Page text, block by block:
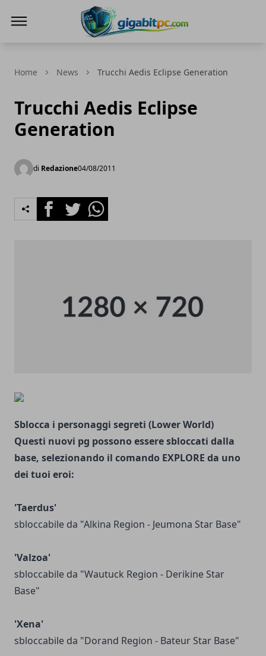
Home News Trucchi Aedis Eclipse Generation
Trucchi Aedis Eclipse
Generation
di Redazione04/08/2011
FacebookTwitterWhatsapp
Sblocca i personaggi segreti (Lower World)
Questi nuovi pg possono essere sbloccati dalla
base, selezionando il comando EXPLORE da uno
dei tuoi eroi:
'Taerdus'
sbloccabile da "Alkina Region - Jeumona Star Base"
'Valzoa'
sbloccabile da "Wautuck Region - Derikine Star
Base"
'Xena'
sbloccabile da "Dorand Region - Bateur Star Base"